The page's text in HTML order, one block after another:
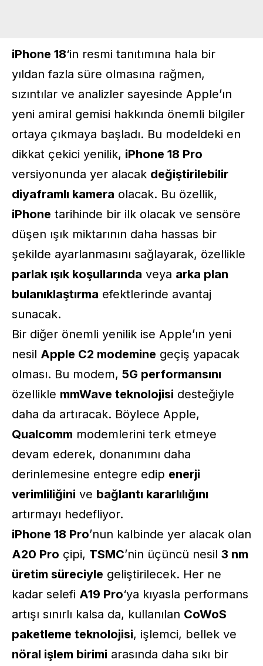
iPhone 18‘in resmi tanıtımına hala bir
yıldan fazla süre olmasına rağmen,
sızıntılar ve analizler sayesinde Apple’ın
yeni amiral gemisi hakkında önemli bilgiler
ortaya çıkmaya başladı. Bu modeldeki en
dikkat çekici yenilik, iPhone 18 Pro
versiyonunda yer alacak değiştirilebilir
diyaframlı kamera olacak. Bu özellik,
iPhone tarihinde bir ilk olacak ve sensöre
düşen ışık miktarının daha hassas bir
şekilde ayarlanmasını sağlayarak, özellikle
parlak ışık koşullarında veya arka plan
bulanıklaştırma efektlerinde avantaj
sunacak.
Bir diğer önemli yenilik ise Apple’ın yeni
nesil Apple C2 modemine geçiş yapacak
olması. Bu modem, 5G performansını
özellikle mmWave teknolojisi desteğiyle
daha da artıracak. Böylece Apple,
Qualcomm modemlerini terk etmeye
devam ederek, donanımını daha
derinlemesine entegre edip enerji
verimliliğini ve bağlantı kararlılığını
artırmayı hedefliyor.
iPhone 18 Pro’nun kalbinde yer alacak olan
A20 Pro çipi, TSMC’nin üçüncü nesil 3 nm
üretim süreciyle geliştirilecek. Her ne
kadar selefi A19 Pro‘ya kıyasla performans
artışı sınırlı kalsa da, kullanılan CoWoS
paketleme teknolojisi, işlemci, bellek ve
nöral işlem birimi arasında daha sıkı bir